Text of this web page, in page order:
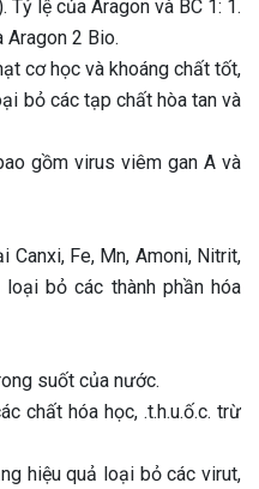
lệ của Aragon và BC 1: 1.
Aragon 2 Bio.
cơ học và khoáng chất tốt,
bỏ các tạp chất hòa tan và
gồm virus viêm gan A và
Canxi, Fe, Mn, Amoni, Nitrit,
bỏ các thành phần hóa
suốt của nước.
chất hóa học, .t.h.u.ố.c. trừ
hiệu quả loại bỏ các virut,